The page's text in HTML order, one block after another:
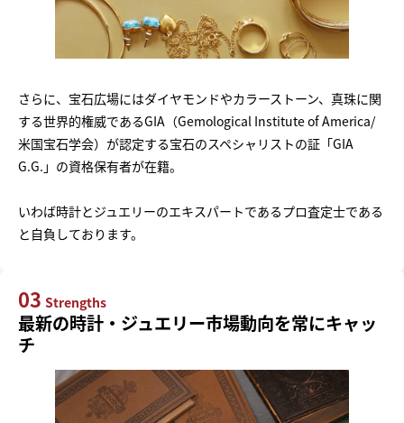
さらに、宝石広場にはダイヤモンドやカラーストーン、真珠に関
する世界的権威であるGIA（Gemological Institute of America/
米国宝石学会）が認定する宝石のスペシャリストの証「GIA
G.G.」の資格保有者が在籍。
いわば時計とジュエリーのエキスパートであるプロ査定士である
と自負しております。
03 Strengths
最新の時計・ジュエリー市場動向を常にキャッ
チ